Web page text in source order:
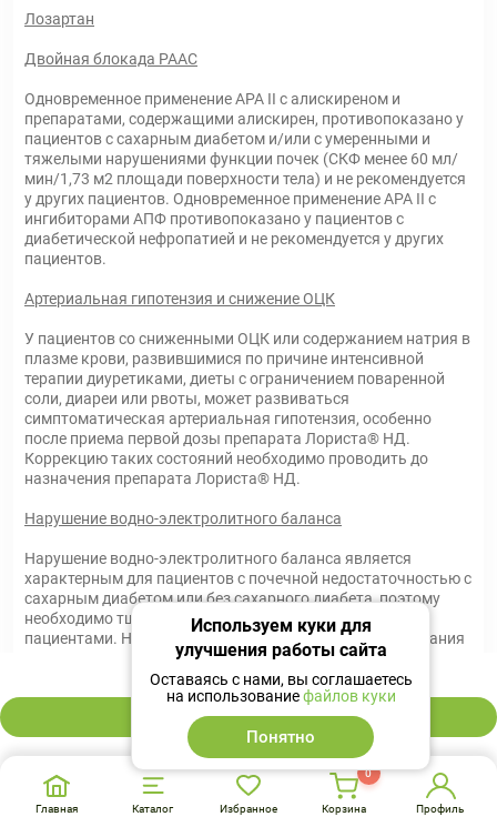
587 ₽
В корзину
Лозартан
Двойная блокада РААС
Одновременное применение АРА II с алискиреном и
препаратами, содержащими алискирен, противопоказано у
пациентов с сахарным диабетом и/или с умеренными и
тяжелыми нарушениями функции почек (СКФ менее 60 мл/
мин/1,73 м2 площади поверхности тела) и не рекомендуется
у других пациентов. Одновременное применение АРА II с
ингибиторами АПФ противопоказано у пациентов с
диабетической нефропатией и не рекомендуется у других
пациентов.
Артериальная гипотензия и снижение ОЦК
У пациентов со сниженными ОЦК или содержанием натрия в
плазме крови, развившимися по причине интенсивной
терапии диуретиками, диеты с ограничением поваренной
соли, диареи или рвоты, может развиваться
симптоматическая артериальная гипотензия, особенно
после приема первой дозы препарата Лориста® НД.
Коррекцию таких состояний необходимо проводить до
назначения препарата Лориста® НД.
Нарушение водно-электролитного баланса
Нарушение водно-электролитного баланса является
характерным для пациентов с почечной недостаточностью с
сахарным диабетом или без сахарного диабета, поэтому
необходимо тщательное наблюдение за данными
пациентами. Необходим тщательный контроль содержания
калия в плазме крови или КК, особенно у пациентов с
сердечной недостаточностью и КК 30-50 мл/мин.
Во время лечения препаратом Лориста® НД не
рекомендуется принимать калийсберегающие диуретики,
препараты калия или содержащие калий заменители
пищевой соли.
Аортальный или митральный стеноз, ГОКМП
Главная Каталог Избранное Корзина
0
Профиль
Используем куки для
улучшения работы сайта
Оставаясь с нами, вы соглашаетесь
на использованиефайлов куки
Понятно